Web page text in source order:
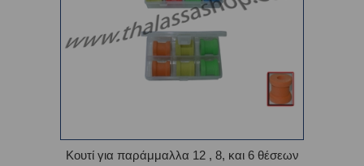
Κουτί για παράμμαλλα 12 , 8, και 6 θέσεων